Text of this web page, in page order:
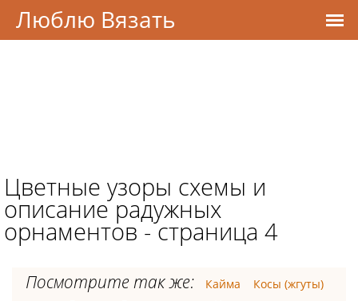
Цветные узоры схемы и
описание радужных
орнаментов - страница 4
Посмотрите так же: Кайма
Косы (жгуты)
Люблю Вязать